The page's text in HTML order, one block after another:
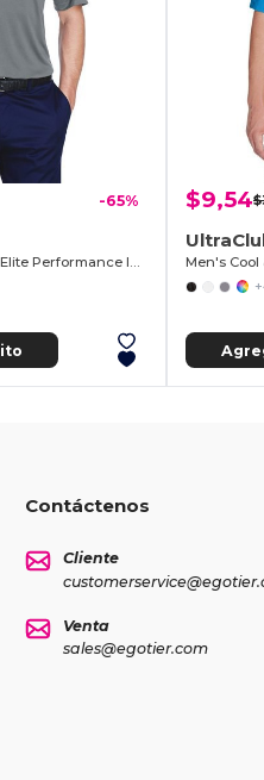
-65%
Men's Cool & Dry 8-Star Elite Performance Interlock Polo
$9,54
Men's Cool
Contáctenos
Cliente
Venta
sales@egotier.com